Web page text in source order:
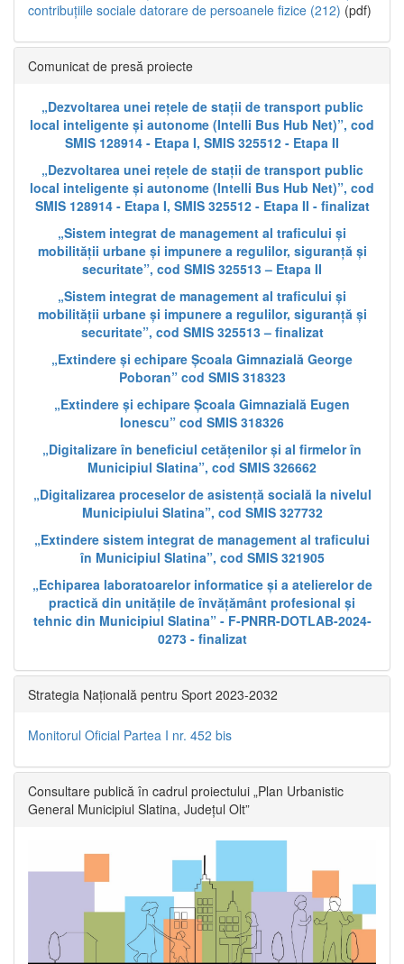
contribuțiile sociale datorare de persoanele fizice (212) (pdf)
Comunicat de presă proiecte
„Dezvoltarea unei rețele de stații de transport public
local inteligente și autonome (Intelli Bus Hub Net)”, cod
SMIS 128914 - Etapa I, SMIS 325512 - Etapa II
„Dezvoltarea unei rețele de stații de transport public
local inteligente și autonome (Intelli Bus Hub Net)”, cod
SMIS 128914 - Etapa I, SMIS 325512 - Etapa II - finalizat
„Sistem integrat de management al traficului și
mobilității urbane și impunere a regulilor, siguranță și
securitate”, cod SMIS 325513 – Etapa II
„Sistem integrat de management al traficului și
mobilității urbane și impunere a regulilor, siguranță și
securitate”, cod SMIS 325513 – finalizat
„Extindere și echipare Școala Gimnazială George
Poboran” cod SMIS 318323
„Extindere și echipare Școala Gimnazială Eugen
Ionescu” cod SMIS 318326
„Digitalizare în beneficiul cetățenilor și al firmelor în
Municipiul Slatina”, cod SMIS 326662
„Digitalizarea proceselor de asistență socială la nivelul
Municipiului Slatina”, cod SMIS 327732
„Extindere sistem integrat de management al traficului
în Municipiul Slatina”, cod SMIS 321905
„Echiparea laboratoarelor informatice și a atelierelor de
practică din unitățile de învățământ profesional și
tehnic din Municipiul Slatina” - F-PNRR-DOTLAB-2024-
0273 - finalizat
Strategia Națională pentru Sport 2023-2032
Monitorul Oficial Partea I nr. 452 bis
Consultare publică în cadrul proiectului „Plan Urbanistic
General Municipiul Slatina, Județul Olt”